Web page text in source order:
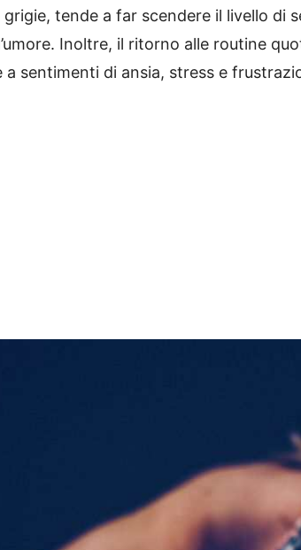
tende a far scendere il livello di
Inoltre, il ritorno alle routine
a sentimenti di ansia, stress e